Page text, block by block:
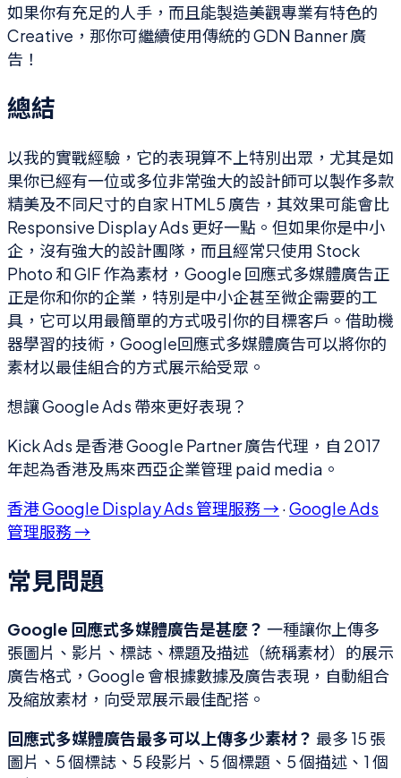
如果你有充足的人手，而且能製造美觀專業有特色的
Creative，那你可繼續使用傳統的 GDN Banner 廣
告！
總結
以我的實戰經驗，它的表現算不上特別出眾，尤其是如
果你已經有一位或多位非常強大的設計師可以製作多款
精美及不同尺寸的自家 HTML5 廣告，其效果可能會比
Responsive Display Ads 更好一點。但如果你是中小
企，沒有強大的設計團隊，而且經常只使用 Stock
Photo 和 GIF 作為素材，Google 回應式多媒體廣告正
正是你和你的企業，特別是中小企甚至微企需要的工
具，它可以用最簡單的方式吸引你的目標客戶。借助機
器學習的技術，Google回應式多媒體廣告可以將你的
素材以最佳組合的方式展示給受眾。
想讓 Google Ads 帶來更好表現？
Kick Ads 是香港 Google Partner 廣告代理，自 2017
年起為香港及馬來西亞企業管理 paid media。
香港 Google Display Ads 管理服務 →·Google Ads
管理服務 →
常見問題
Google 回應式多媒體廣告是甚麼？ 一種讓你上傳多
張圖片、影片、標誌、標題及描述（統稱素材）的展示
廣告格式，Google 會根據數據及廣告表現，自動組合
及縮放素材，向受眾展示最佳配搭。
回應式多媒體廣告最多可以上傳多少素材？ 最多 15 張
圖片、5 個標誌、5 段影片、5 個標題、5 個描述、1 個